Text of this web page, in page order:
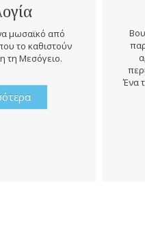
μωσαϊκό από
το καθιστούν
τη Μεσόγειο.
Ένα